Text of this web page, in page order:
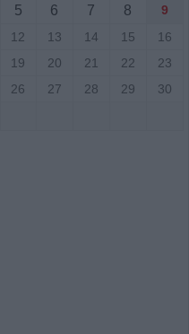
5 6 7 8
9
12 13 14 15
16
19 20 21 22
23
26 27 28 29
30